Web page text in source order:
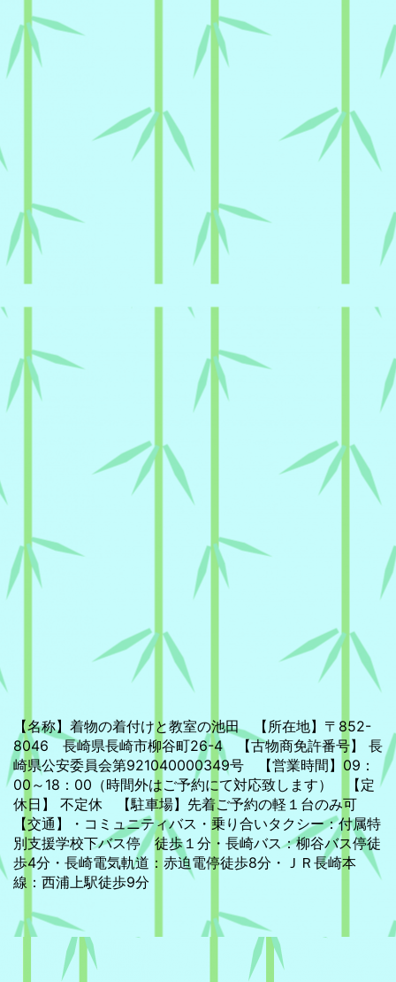
【名称】着物の着付けと教室の池田 【所在地】〒852-
8046 長崎県長崎市柳谷町26-4 【古物商免許番号】 長
崎県公安委員会第921040000349号 【営業時間】09：
00～18：00（時間外はご予約にて対応致します） 【定
休日】 不定休 【駐車場】先着ご予約の軽１台のみ可
【交通】・コミュニティバス・乗り合いタクシー：付属特
別支援学校下バス停 徒歩１分・長崎バス：柳谷バス停徒
歩4分・長崎電気軌道：赤迫電停徒歩8分・ＪＲ長崎本
線：西浦上駅徒歩9分